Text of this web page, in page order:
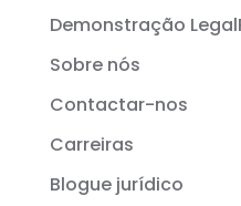
Demonstração
Sobre nós
Contactar-nos
Carreiras
Blogue jurídico